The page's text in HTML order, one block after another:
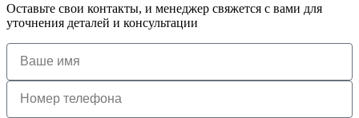
Оставьте свои контакты, и менеджер свяжется с вами для
уточнения деталей и консультации